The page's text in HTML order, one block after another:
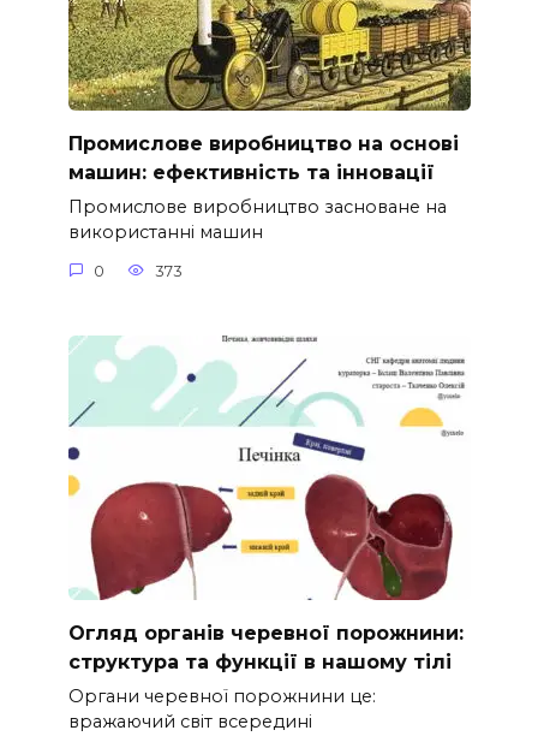
Промислове виробництво на основі
машин: ефективність та інновації
Промислове виробництво засноване на
використанні машин
0 373
Огляд органів черевної порожнини:
структура та функції в нашому тілі
Органи черевної порожнини це:
вражаючий світ всередині